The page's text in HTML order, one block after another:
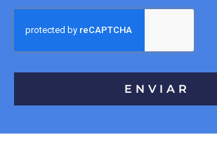
ENVIAR